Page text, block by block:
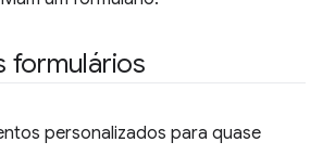
formulários
personalizados para quase